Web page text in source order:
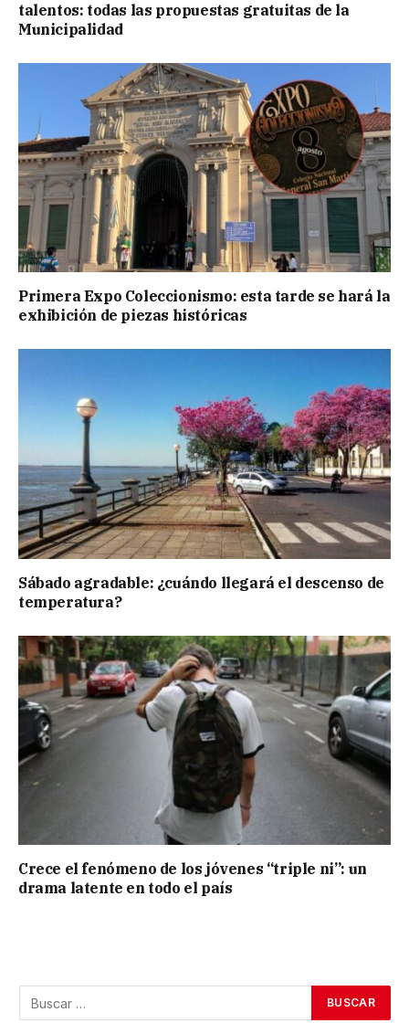
talentos: todas las propuestas gratuitas de la
Municipalidad
Primera Expo Coleccionismo: esta tarde se hará la
exhibición de piezas históricas
Sábado agradable: ¿cuándo llegará el descenso de
temperatura?
Crece el fenómeno de los jóvenes “triple ni”: un
drama latente en todo el país